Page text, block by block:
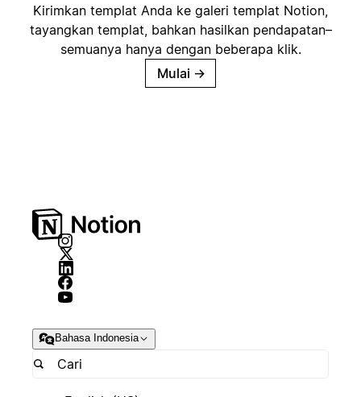
Kirimkan templat Anda ke galeri templat Notion,
tayangkan templat, bahkan hasilkan pendapatan–
semuanya hanya dengan beberapa klik.
Mulai →
Bahasa Indonesia